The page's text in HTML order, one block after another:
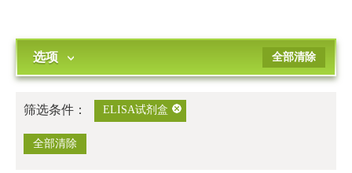
技术支持
选项 全部清除
筛选条件： ELISA试剂盒
全部清除